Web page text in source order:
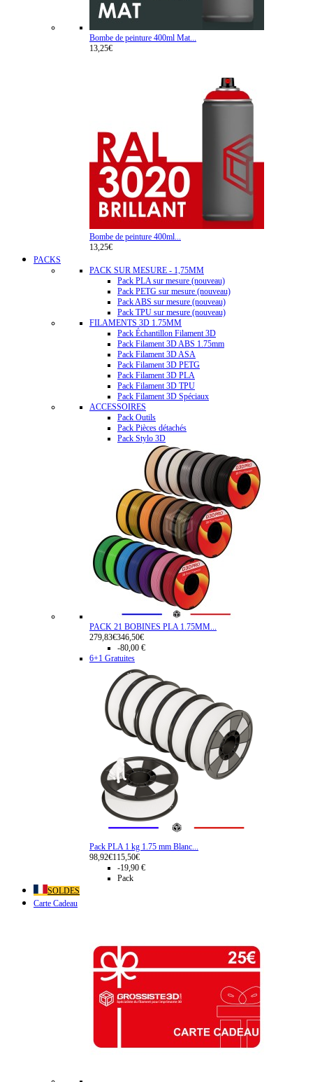
Bombe de peinture 400ml Mat...
13,25€
Bombe de peinture 400ml...
13,25€
PACKS
PACK SUR MESURE - 1,75MM
Pack PLA sur mesure (nouveau)
Pack PETG sur mesure (nouveau)
Pack ABS sur mesure (nouveau)
Pack TPU sur mesure (nouveau)
FILAMENTS 3D 1.75MM
Pack Échantillon Filament 3D
Pack Filament 3D ABS 1.75mm
Pack Filament 3D ASA
Pack Filament 3D PETG
Pack Filament 3D PLA
Pack Filament 3D TPU
Pack Filament 3D Spéciaux
ACCESSOIRES
Pack Outils
Pack Pièces détachés
Pack Stylo 3D
PACK 21 BOBINES PLA 1.75MM...
279,83€346,50€
-80,00 €
6+1 Gratuites
Pack PLA 1 kg 1.75 mm Blanc...
98,92€115,50€
-19,90 €
Pack
SOLDES
Carte Cadeau